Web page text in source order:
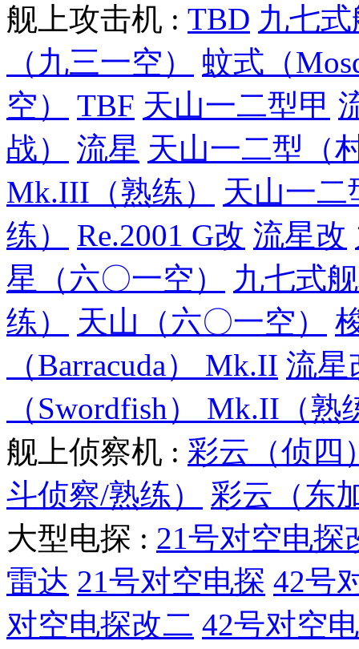
舰上攻击机 : TBD 九七
（九三一空）
蚊式（
空）
TBF 天山一二型甲
战）
流星 天山一二型（
Mk.III（熟练）
天山一二
练）
Re.2001 G改 流星改
星（六〇一空）
九七式
练）
天山（六〇一空）
（Barracuda） Mk.II 流星
（Swordfish） Mk.II（熟
舰上侦察机 : 彩云（侦四
斗侦察/熟练）
彩云（东
大型电探 : 21号对空电探
雷达 21号对空电探 42号
对空电探改二 42号对空